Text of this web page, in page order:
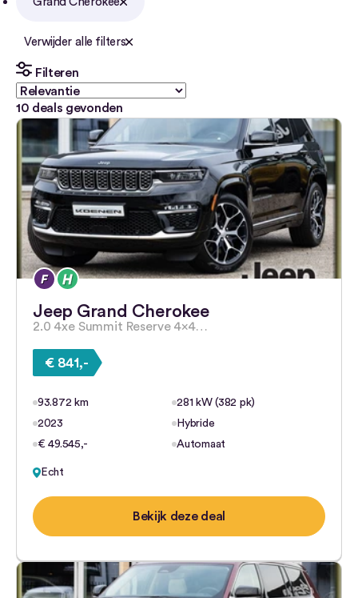
Verwijder alle filters
Filteren
10 deals gevonden
Jeep Grand Cherokee
2.0 4xe Summit Reserve 4×4…
€ 841,-
93.872 km
281 kW (382 pk)
2023
Hybride
€ 49.545,-
Automaat
Echt
Bekijk deze deal